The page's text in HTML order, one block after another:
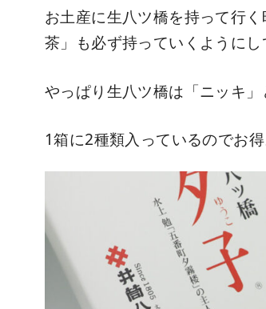
お土産に生八ツ橋を持って行
茶」も必ず持っていくようにし
やっぱり生八ツ橋は「ニッキ」
1箱に2種類入っているのでお得